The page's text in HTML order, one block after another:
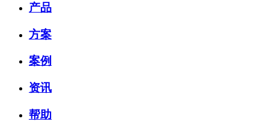
产品
方案
案例
资讯
帮助